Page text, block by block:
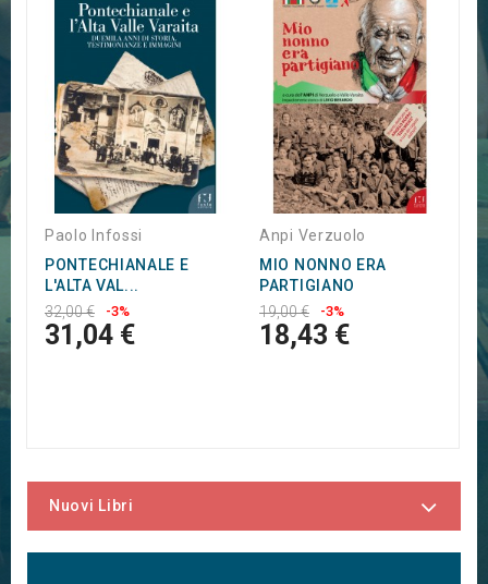
Paolo Infossi
PONTECHIANALE E
L'ALTA VAL...
32,00 €
-3%
31,04 €
Anpi Verzuolo
MIO NONNO ERA
PARTIGIANO
19,00 €
-3%
18,43 €
Nuovi Libri